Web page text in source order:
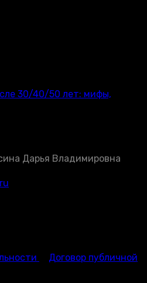
30/40/50 лет: мифы,
Дарья Владимировна
Договор публичной